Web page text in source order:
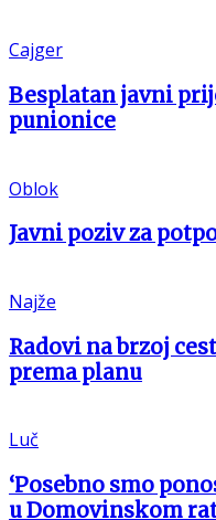
Cajger
Besplatan javni
punionice
Oblok
Javni poziv za
Najže
Radovi na brzoj
prema planu
Luč
‘Posebno smo
u Domovinskom